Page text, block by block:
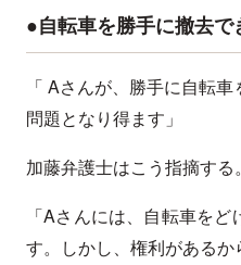
●自転車を勝手に撤去で
「 Aさんが、勝手に自転
問題となり得ます」
加藤弁護士はこう指摘する
「Aさんには、自転車を
す。しかし、権利がある